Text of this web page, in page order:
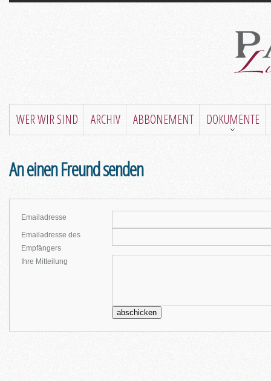
WER WIR SIND ARCHIV ABBONEMENT DOKUMENTE
An einen Freund senden
Emailadresse
Emailadresse des
Empfängers
Ihre Mitteilung